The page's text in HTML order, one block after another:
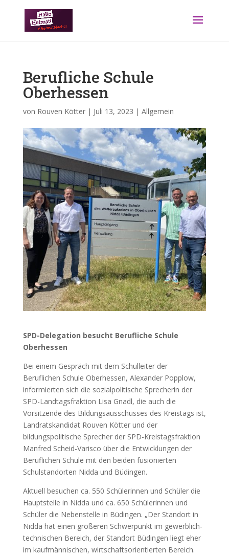
Berufliche Schule
Oberhessen
von Rouven Kötter| Juli 13, 2023 | Allgemein
SPD-Delegation besucht Berufliche Schule
Oberhessen
Bei einem Gespräch mit dem Schulleiter der
Beruflichen Schule Oberhessen, Alexander Popplow,
informierten sich die sozialpolitische Sprecherin der
SPD-Landtagsfraktion Lisa Gnadl, die auch die
Vorsitzende des Bildungsausschusses des Kreistags ist,
Landratskandidat Rouven Kötter und der
bildungspolitische Sprecher der SPD-Kreistagsfraktion
Manfred Scheid-Varisco über die Entwicklungen der
Beruflichen Schule mit den beiden fusionierten
Schulstandorten Nidda und Büdingen.
Aktuell besuchen ca. 550 Schülerinnen und Schüler die
Hauptstelle in Nidda und ca. 650 Schülerinnen und
Schüler die Nebenstelle in Büdingen. „Der Standort in
Nidda hat einen größeren Schwerpunkt im gewerblich-
technischen Bereich, der Standort Büdingen liegt eher
im kaufmännischen, wirtschaftsorientierten Bereich.